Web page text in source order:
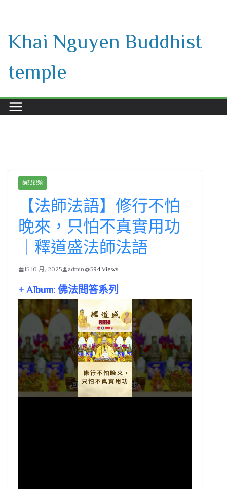
content
Khai Nguyen Buddhist
temple
講記視頻
【法師法語】修行不怕
晚來，只怕不真實用功
｜釋道盛法師法語
15 10 月, 2025 admin 594 Views
+ Album: 佛法問答系列